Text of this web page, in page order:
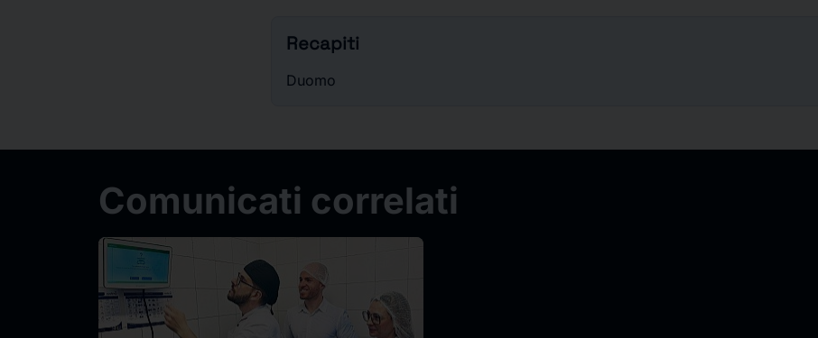
Recapiti
Duomo
Comunicati correlati